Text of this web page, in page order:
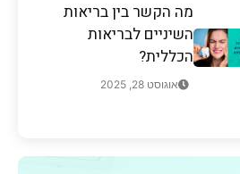
מה הקשר בין בריאות
השיניים לבריאות
הכללית?
אוגוסט 28, 2025